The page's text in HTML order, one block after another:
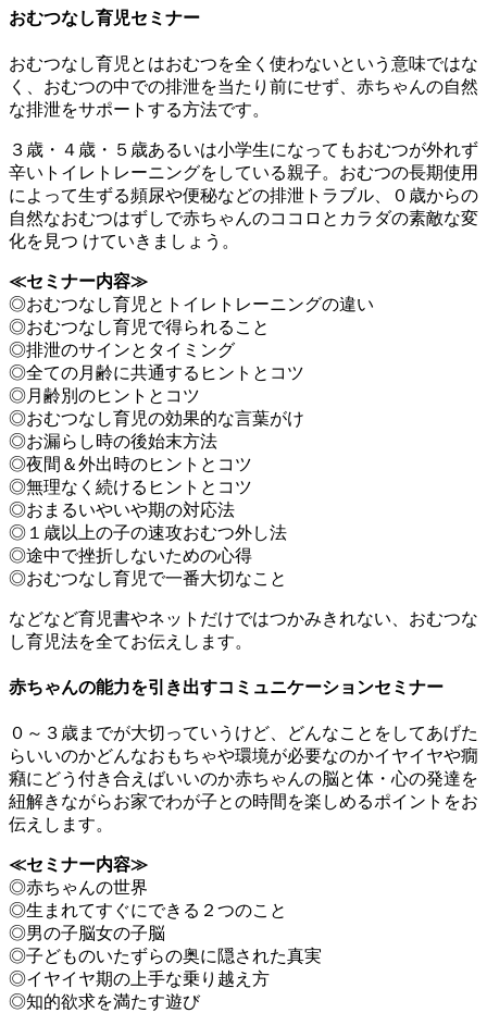
おむつなし育児セミナー
おむつなし育児とはおむつを全く使わないという意味ではな
く、おむつの中での排泄を当たり前にせず、赤ちゃんの自然
な排泄をサポートする方法です。
３歳・４歳・５歳あるいは小学生になってもおむつが外れず
辛いトイレトレーニングをしている親子。おむつの長期使用
によって生ずる頻尿や便秘などの排泄トラブル、０歳からの
自然なおむつはずしで赤ちゃんのココロとカラダの素敵な変
化を見つ けていきましょう。
≪セミナー内容≫
◎おむつなし育児とトイレトレーニングの違い
◎おむつなし育児で得られること
◎排泄のサインとタイミング
◎全ての月齢に共通するヒントとコツ
◎月齢別のヒントとコツ
◎おむつなし育児の効果的な言葉がけ
◎お漏らし時の後始末方法
◎夜間＆外出時のヒントとコツ
◎無理なく続けるヒントとコツ
◎おまるいやいや期の対応法
◎１歳以上の子の速攻おむつ外し法
◎途中で挫折しないための心得
◎おむつなし育児で一番大切なこと
などなど育児書やネットだけではつかみきれない、おむつな
し育児法を全てお伝えします。
赤ちゃんの能力を引き出すコミュニケーションセミナー
０～３歳までが大切っていうけど、どんなことをしてあげた
らいいのかどんなおもちゃや環境が必要なのかイヤイヤや癇
癪にどう付き合えばいいのか赤ちゃんの脳と体・心の発達を
紐解きながらお家でわが子との時間を楽しめるポイントをお
伝えします。
≪セミナー内容≫
◎赤ちゃんの世界
◎生まれてすぐにできる２つのこと
◎男の子脳女の子脳
◎子どものいたずらの奥に隠された真実
◎イヤイヤ期の上手な乗り越え方
◎知的欲求を満たす遊び